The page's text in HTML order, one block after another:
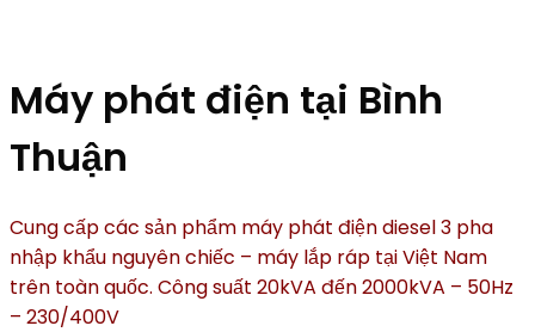
Máy phát điện tại Bình
Thuận
Cung cấp các sản phẩm máy phát điện diesel 3 pha
nhập khẩu nguyên chiếc – máy lắp ráp tại Việt Nam
trên toàn quốc. Công suất 20kVA đến 2000kVA – 50Hz
– 230/400V